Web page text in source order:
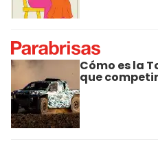
Cómo es la
que